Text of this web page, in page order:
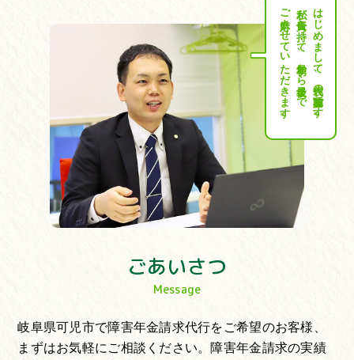
はじめまして、代表の加藤聡です。
私が責任を持って、最初から最後まで
ご対応させていただきます。
ごあいさつ
Message
岐阜県可児市で障害年金請求代行をご希望のお客様、
まずはお気軽にご相談ください。障害年金請求の実績